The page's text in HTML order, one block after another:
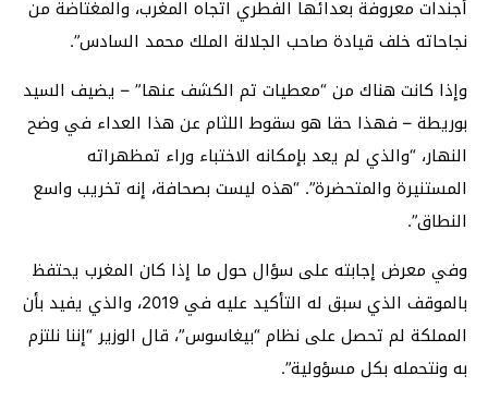
أجندات معروفة بعدائها الفطري اتجاه المغرب، والمغتاضة من
نجاحاته خلف قيادة صاحب الجلالة الملك محمد السادس”.
وإذا كانت هناك من “معطيات تم الكشف عنها” – يضيف السيد
بوريطة – فهذا حقا هو سقوط اللثام عن هذا العداء في وضح
النهار، “والذي لم يعد بإمكانه الاختباء وراء تمظهراته
المستنيرة والمتحضرة”. “هذه ليست بصحافة، إنه تخريب واسع
النطاق”.
وفي معرض إجابته على سؤال حول ما إذا كان المغرب يحتفظ
بالموقف الذي سبق له التأكيد عليه في 2019، والذي يفيد بأن
المملكة لم تحصل على نظام “بيغاسوس”، قال الوزير “إننا نلتزم
به ونتحمله بكل مسؤولية”.